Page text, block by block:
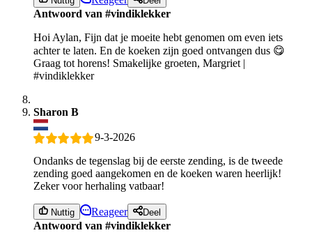
Antwoord van #vindiklekker
Hoi Aylan, Fijn dat je moeite hebt genomen om even iets
achter te laten. En de koeken zijn goed ontvangen dus 😋
Graag tot horens! Smakelijke groeten, Margriet |
#vindiklekker
Sharon B
9-3-2026
Ondanks de tegenslag bij de eerste zending, is de tweede
zending goed aangekomen en de koeken waren heerlijk!
Zeker voor herhaling vatbaar!
Nuttig Reageer Deel
Antwoord van #vindiklekker